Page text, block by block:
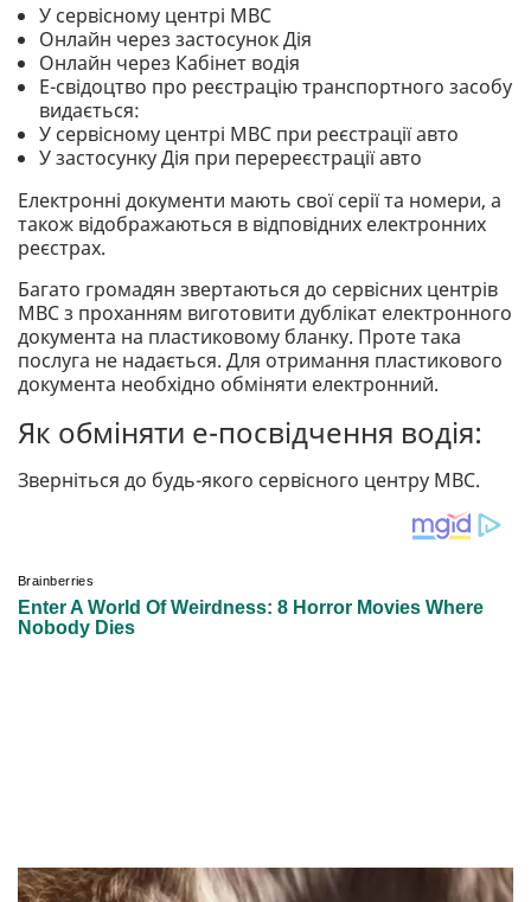
У сервісному центрі МВС
Онлайн через застосунок Дія
Онлайн через Кабінет водія
Е-свідоцтво про реєстрацію транспортного засобу
видається:
У сервісному центрі МВС при реєстрації авто
У застосунку Дія при перереєстрації авто
Електронні документи мають свої серії та номери, а
також відображаються в відповідних електронних
реєстрах.
Багато громадян звертаються до сервісних центрів
МВС з проханням виготовити дублікат електронного
документа на пластиковому бланку. Проте така
послуга не надається. Для отримання пластикового
документа необхідно обміняти електронний.
Як обміняти е-посвідчення водія:
Зверніться до будь-якого сервісного центру МВС.